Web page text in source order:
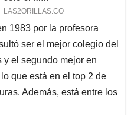
1983 por la profesora
ser el mejor colegio del
y el segundo mejor en
que está en el top 2 de
Además, está entre los